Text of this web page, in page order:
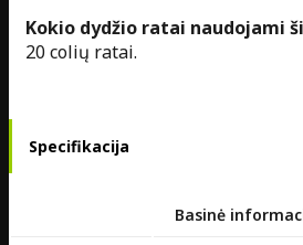
Kokio dydžio ratai naudojami
20 colių ratai.
Specifikacija
Basinė